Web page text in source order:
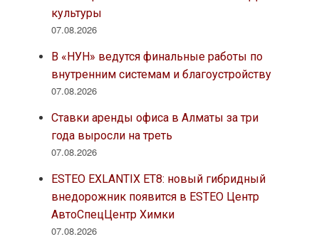
культуры
07.08.2026
В «НУН» ведутся финальные работы по
внутренним системам и благоустройству
07.08.2026
Ставки аренды офиса в Алматы за три
года выросли на треть
07.08.2026
ESTEO EXLANTIX ET8: новый гибридный
внедорожник появится в ESTEO Центр
АвтоСпецЦентр Химки
07.08.2026